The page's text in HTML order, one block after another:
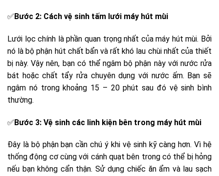
✅Bước 2: Cách vệ sinh tấm lưới máy hút mùi
Lưới lọc chính là phần quan trọng nhất của máy hút mùi. Bởi
nó là bộ phận hút chất bẩn và rất khó lau chùi nhất của thiết
bị này. Vậy nên, bạn có thể ngâm bộ phận này vớinước rửa
bát hoặc chất tẩy rửa chuyên dụng với nước ấm. Bạn sẽ
ngâm nó trong khoảng 15 – 20 phút sau đó vệ sinh bình
thường.
✅Bước 3: Vệ sinh các linh kiện bên trong máy hút mùi
Đây là bộ phận bạn cần chú ý khi vệ sinh kỹ càng hơn. Vì hệ
thống động cơ cùng với cánh quạt bên trong có thể bị hỏng
nếu bạn không cẩn thận. Sử dụng chiếc ăn ẩm và lau sạch